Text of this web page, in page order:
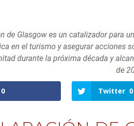
0 Twitter 0